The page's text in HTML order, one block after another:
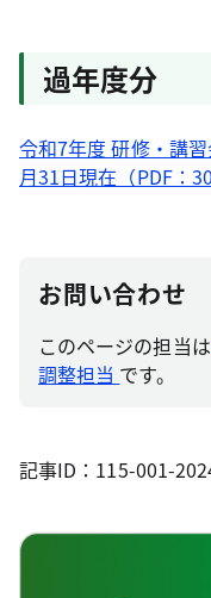
過年度分
令和7年度 研修・講
月31日現在（PDF：
お問い合わせ
このページの担当は
調整担当 です。
記事ID：115-001-